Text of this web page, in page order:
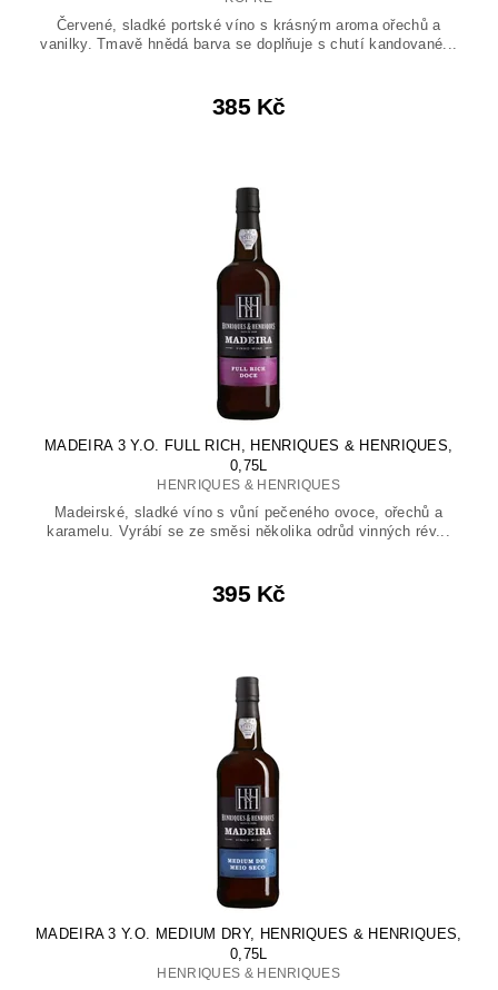
Červené, sladké portské víno s krásným aroma ořechů a
vanilky. Tmavě hnědá barva se doplňuje s chutí kandované...
385 Kč
MADEIRA 3 Y.O. FULL RICH, HENRIQUES & HENRIQUES,
0,75L
HENRIQUES & HENRIQUES
Madeirské, sladké víno s vůní pečeného ovoce, ořechů a
karamelu. Vyrábí se ze směsi několika odrůd vinných rév...
395 Kč
MADEIRA 3 Y.O. MEDIUM DRY, HENRIQUES & HENRIQUES,
0,75L
HENRIQUES & HENRIQUES